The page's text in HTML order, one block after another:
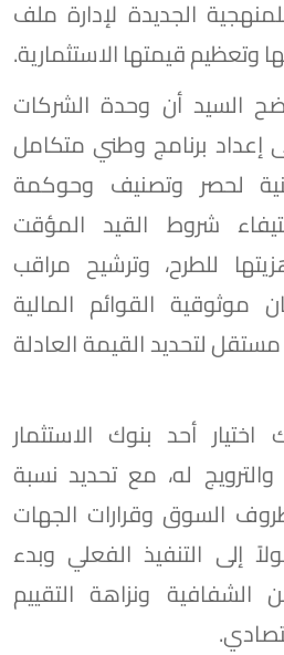
الجديدة لإدارة ملف
وتعظيم قيمتها الاستثمارية.
السيد أن وحدة الشركات
إعداد برنامج وطني متكامل
لحصر وتصنيف وحوكمة
شروط القيد المؤقت
للطرح، وترشيح مراقب
القوائم المالية
لتحديد القيمة العادلة
أحد بنوك الاستثمار
والترويج له، مع تحديد نسبة
السوق وقرارات الجهات
إلى التنفيذ الفعلي وبدء
الشفافية ونزاهة التقييم